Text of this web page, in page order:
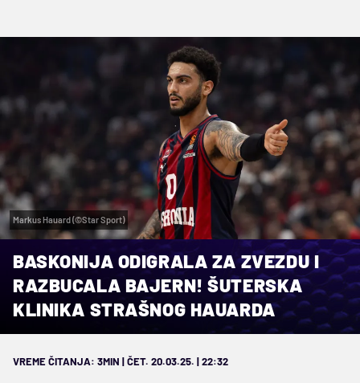
Markus Hauard (©Star Sport)
BASKONIJA ODIGRALA ZA ZVEZDU I
RAZBUCALA BAJERN! ŠUTERSKA
KLINIKA STRAŠNOG HAUARDA
VREME ČITANJA: 3MIN | ČET. 20.03.25. | 22:32